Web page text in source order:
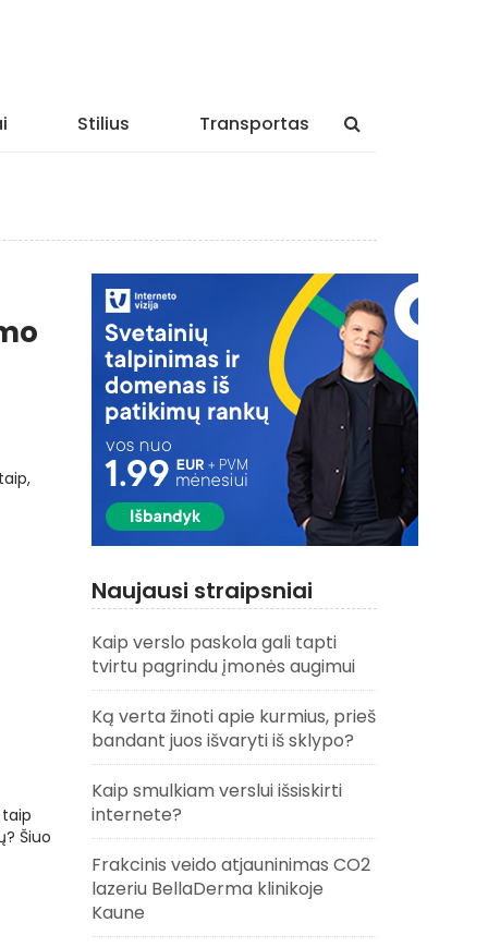
Stilius Transportas
Šiuo
Naujausi straipsniai
Kaip verslo paskola gali tapti
tvirtu pagrindu įmonės augimui
Ką verta žinoti apie kurmius, prieš
bandant juos išvaryti iš sklypo?
Kaip smulkiam verslui išsiskirti
internete?
Frakcinis veido atjauninimas CO2
lazeriu BellaDerma klinikoje
Kaune